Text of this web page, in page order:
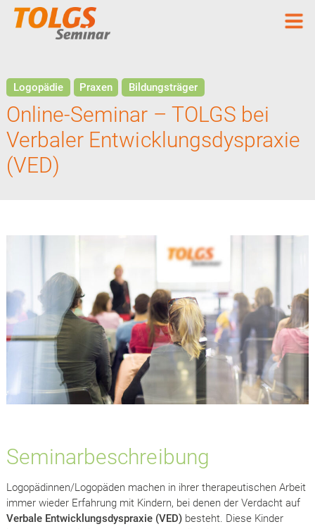
Logopädie Praxen Bildungsträger
Online-Seminar – TOLGS bei
Verbaler Entwicklungsdyspraxie
(VED)
Seminarbeschreibung
Logopädinnen/Logopäden machen in ihrer therapeutischen Arbeit
immer wieder Erfahrung mit Kindern, bei denen der Verdacht auf
Verbale Entwicklungsdyspraxie (VED)besteht. Diese Kinder